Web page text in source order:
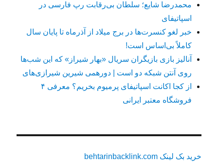
محمدرضا شایع؛ سلطان بی‌رقابت رپ فارسی در
اسپاتیفای
خبر لغو کنسرت‌ها در برج میلاد از آذرماه تا پایان سال
کاملاً بی‌اساس است!
آنالیز بازی بازیگران سریال «بهار شیراز» که این شب‌ها
روی آنتن شبکه دو است | دورهمی شیرین شیرازی‌های
از کجا اکانت اسپاتیفای پرمیوم بخریم؟ معرفی ۴
فروشگاه معتبر ایرانی
خرید بک لینک behtarinbacklink.com